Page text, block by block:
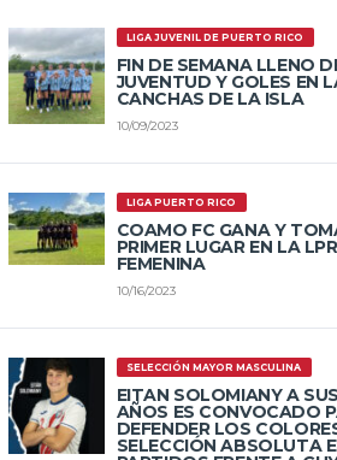
LIGA JUVENIL DE PUERTO RICO
FIN DE SEMANA LLENO
JUVENTUD Y GOLES EN
CANCHAS DE LA ISLA
10/09/2023
LIGA PUERTO RICO
COAMO FC GANA Y
PRIMER LUGAR EN LA LPR
FEMENINA
10/16/2023
SELECCIÓN MAYOR MASCULINA
EITAN SOLOMIANY A
AÑOS ES CONVOCADO
DEFENDER LOS
SELECCIÓN ABSOLUTA